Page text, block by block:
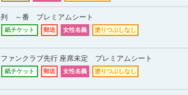
列 ～番 プレミアムシート
紙チケット 郵送 女性名義 塗りつぶしなし
ファンクラブ先行 座席未定 プレミアムシート
紙チケット 郵送 女性名義 塗りつぶしなし